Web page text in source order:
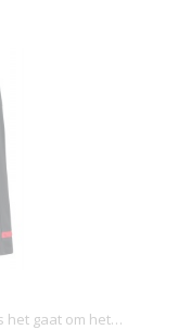
het gaat om het…